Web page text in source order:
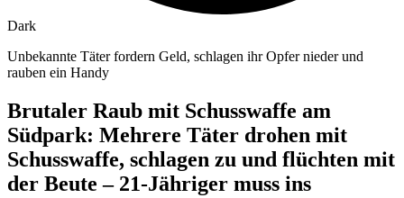
Dark
Unbekannte Täter fordern Geld, schlagen ihr Opfer nieder und
rauben ein Handy
Brutaler Raub mit Schusswaffe am
Südpark: Mehrere Täter drohen mit
Schusswaffe, schlagen zu und flüchten mit
der Beute – 21-Jähriger muss ins